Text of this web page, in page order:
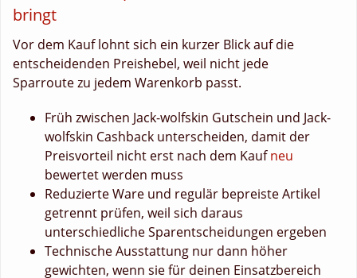
bringt
Vor dem Kauf lohnt sich ein kurzer Blick auf die
entscheidenden Preishebel, weil nicht jede
Sparroute zu jedem Warenkorb passt.
Früh zwischen Jack-wolfskin Gutschein und Jack-
wolfskin Cashback unterscheiden, damit der
Preisvorteil nicht erst nach dem Kaufneu
bewertet werden muss
Reduzierte Ware und regulär bepreiste Artikel
getrennt prüfen, weil sich daraus
unterschiedliche Sparentscheidungen ergeben
Technische Ausstattung nur dann höher
gewichten, wenn sie für deinen Einsatzbereich